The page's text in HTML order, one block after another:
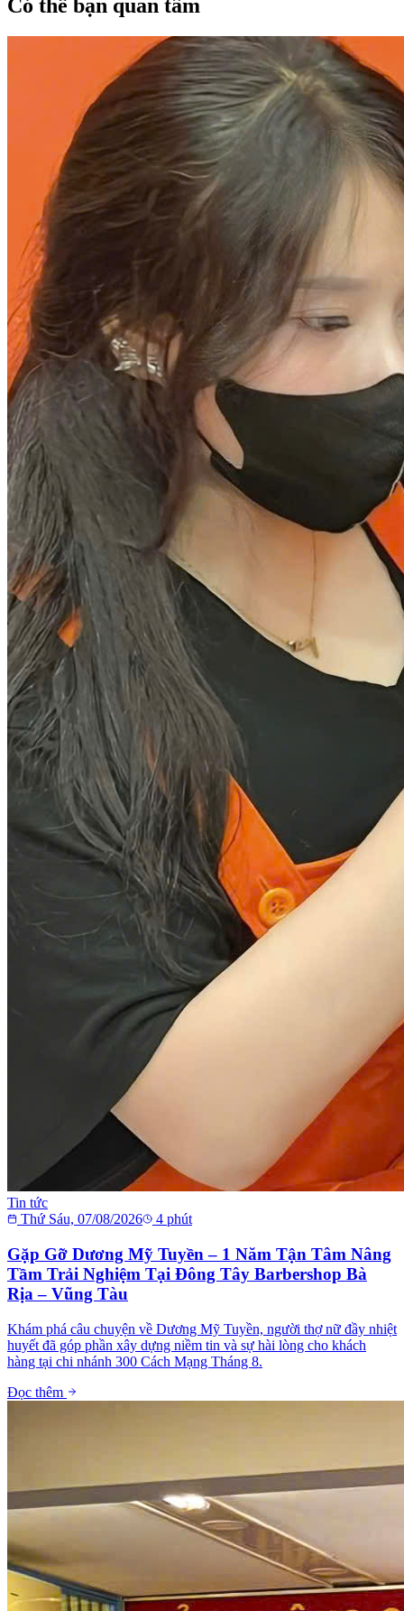
Có thể bạn quan tâm
Tin tức
Thứ Sáu, 07/08/2026
4 phút
Gặp Gỡ Dương Mỹ Tuyền – 1 Năm Tận Tâm Nâng
Tầm Trải Nghiệm Tại Đông Tây Barbershop Bà
Rịa – Vũng Tàu
Khám phá câu chuyện về Dương Mỹ Tuyền, người thợ nữ đầy nhiệt
huyết đã góp phần xây dựng niềm tin và sự hài lòng cho khách
hàng tại chi nhánh 300 Cách Mạng Tháng 8.
Đọc thêm